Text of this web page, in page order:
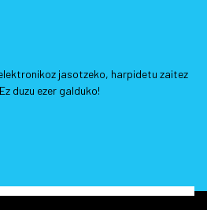
jasotzeko, harpidetu zaitez
duzu ezer galduko!